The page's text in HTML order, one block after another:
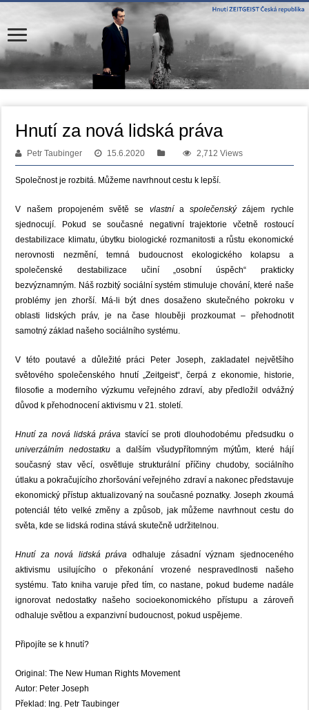
Hnutí za nová lidská práva
Petr Taubinger 15.6.2020 2,712 Views
Společnost je rozbitá. Můžeme navrhnout cestu k lepší.
V našem propojeném světě se vlastníaspolečenskýzájem rychle
sjednocují. Pokud se současné negativní trajektorie včetně rostoucí
destabilizace klimatu, úbytku biologické rozmanitosti a růstu ekonomické
nerovnosti nezmění, temná budoucnost ekologického kolapsu a
společenské destabilizace učiní „osobní úspěch“ prakticky
bezvýznamným. Náš rozbitý sociální systém stimuluje chování, které naše
problémy jen zhorší. Má-li být dnes dosaženo skutečného pokroku v
oblasti lidských práv, je na čase hlouběji prozkoumat – přehodnotit
samotný základ našeho sociálního systému.
V této poutavé a důležité práci Peter Joseph, zakladatel největšího
světového společenského hnutí „Zeitgeist“, čerpá z ekonomie, historie,
filosofie a moderního výzkumu veřejného zdraví, aby předložil odvážný
důvod k přehodnocení aktivismu v 21. století.
Hnutí za nová lidská práva stavící se proti dlouhodobému předsudku o
univerzálním nedostatku a dalším všudypřítomným mýtům, které hájí
současný stav věcí, osvětluje strukturální příčiny chudoby, sociálního
útlaku a pokračujícího zhoršování veřejného zdraví a nakonec představuje
ekonomický přístup aktualizovaný na současné poznatky. Joseph zkoumá
potenciál této velké změny a způsob, jak můžeme navrhnout cestu do
světa, kde se lidská rodina stává skutečně udržitelnou.
Hnutí za nová lidská práva odhaluje zásadní význam sjednoceného
aktivismu usilujícího o překonání vrozené nespravedlnosti našeho
systému. Tato kniha varuje před tím, co nastane, pokud budeme nadále
ignorovat nedostatky našeho socioekonomického přístupu a zároveň
odhaluje světlou a expanzivní budoucnost, pokud uspějeme.
Připojíte se k hnutí?
Original: The New Human Rights Movement
Autor: Peter Joseph
Překlad: Ing. Petr Taubinger